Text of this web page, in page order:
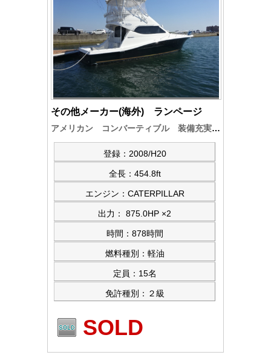
その他メーカー(海外) ランページ
アメリカン コンバーティブル 装備充実 良好艇
登録：2008/H20
全長：454.8ft
エンジン：CATERPILLAR
出力： 875.0HP ×2
時間：878時間
燃料種別：軽油
定員：15名
免許種別：２級
SOLD